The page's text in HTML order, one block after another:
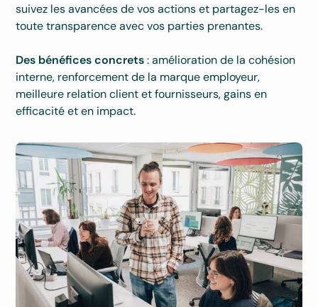
suivez les avancées de vos actions et partagez-les en
toute transparence avec vos parties prenantes.
Des bénéfices concrets: amélioration de la cohésion
interne, renforcement de la marque employeur,
meilleure relation client et fournisseurs, gains en
efficacité et en impact.